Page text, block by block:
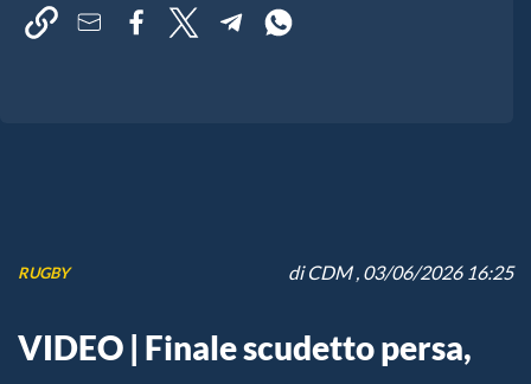
RUGBY diCDM, 03/06/2026 16:25
VIDEO | Finale scudetto persa,